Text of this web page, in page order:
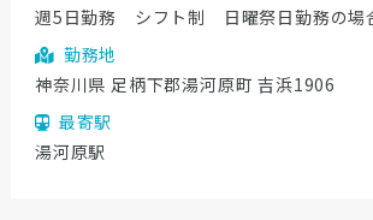
週5日勤務 シフト制 日曜祭日勤務の場
勤務地
神奈川県 足柄下郡湯河原町 吉浜1906
最寄駅
湯河原駅